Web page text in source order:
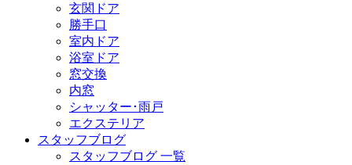
玄関ドア
勝手口
室内ドア
浴室ドア
窓交換
内窓
シャッター･雨戸
エクステリア
スタッフブログ
スタッフブログ 一覧